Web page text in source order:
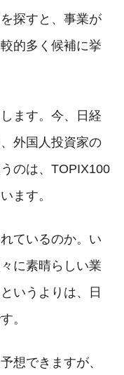
探すと、事業が
的多く候補に挙
ます。今、日経
外国人投資家の
のは、TOPIX100
ます。
ているのか。い
に素晴らしい業
いうよりは、日
。
想できますが、